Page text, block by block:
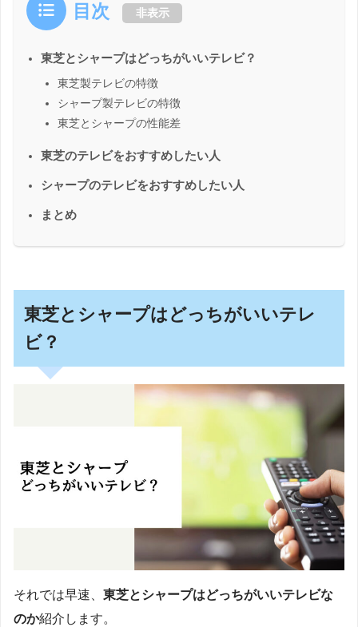
目次 非表示
東芝とシャープはどっちがいいテレビ？
東芝製テレビの特徴
シャープ製テレビの特徴
東芝とシャープの性能差
東芝のテレビをおすすめしたい人
シャープのテレビをおすすめしたい人
まとめ
東芝とシャープはどっちがいいテレ
ビ？
それでは早速、 東芝とシャープはどっちがいいテレビな
のか紹介します。